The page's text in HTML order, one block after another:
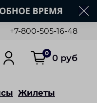
+7-800-505-16-48
0 0 руб
Жилеты